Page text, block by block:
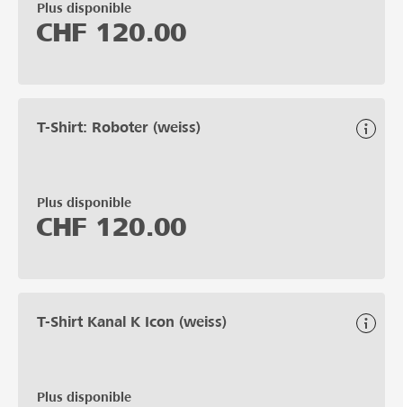
Plus disponible
CHF 120.00
T-Shirt: Roboter (weiss)
Plus disponible
CHF 120.00
T-Shirt Kanal K Icon (weiss)
Plus disponible